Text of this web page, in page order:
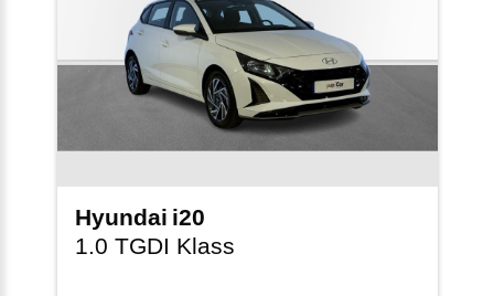
Hyundai i20
1.0 TGDI Klass